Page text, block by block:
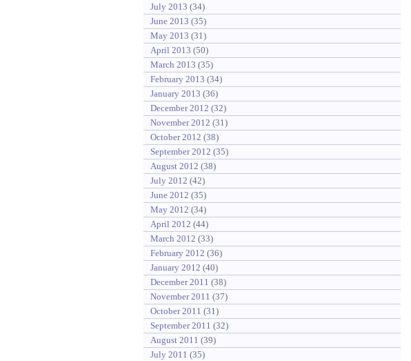
July 2013 (34)
June 2013 (35)
May 2013 (31)
April 2013 (50)
March 2013 (35)
February 2013 (34)
January 2013 (36)
December 2012 (32)
November 2012 (31)
October 2012 (38)
September 2012 (35)
August 2012 (38)
July 2012 (42)
June 2012 (35)
May 2012 (34)
April 2012 (44)
March 2012 (33)
February 2012 (36)
January 2012 (40)
December 2011 (38)
November 2011 (37)
October 2011 (31)
September 2011 (32)
August 2011 (39)
July 2011 (35)